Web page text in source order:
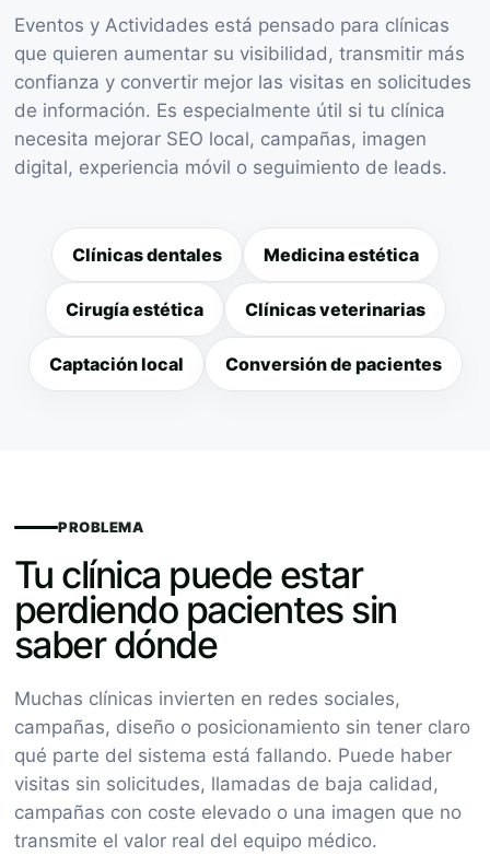
Eventos y Actividades está pensado para clínicas
que quieren aumentar su visibilidad, transmitir más
confianza y convertir mejor las visitas en solicitudes
de información. Es especialmente útil si tu clínica
necesita mejorar SEO local, campañas, imagen
digital, experiencia móvil o seguimiento de leads.
Clínicas dentales Medicina estética
Cirugía estética Clínicas veterinarias
Captación local Conversión de pacientes
PROBLEMA
Tu clínica puede estar
perdiendo pacientes sin
saber dónde
Muchas clínicas invierten en redes sociales,
campañas, diseño o posicionamiento sin tener claro
qué parte del sistema está fallando. Puede haber
visitas sin solicitudes, llamadas de baja calidad,
campañas con coste elevado o una imagen que no
transmite el valor real del equipo médico.